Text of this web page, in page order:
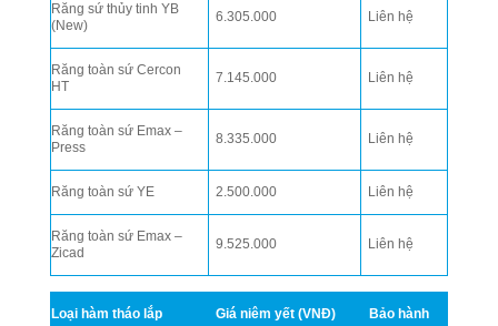
Răng sứ thủy tinh YB
(New)
6.305.000 Liên hệ
Răng toàn sứ Cercon
HT
7.145.000 Liên hệ
Răng toàn sứ Emax –
Press
8.335.000 Liên hệ
Răng toàn sứ YE 2.500.000 Liên hệ
Răng toàn sứ Emax –
Zicad
9.525.000 Liên hệ
Loại hàm tháo lắp Giá niêm yết (VNĐ) Bảo hành